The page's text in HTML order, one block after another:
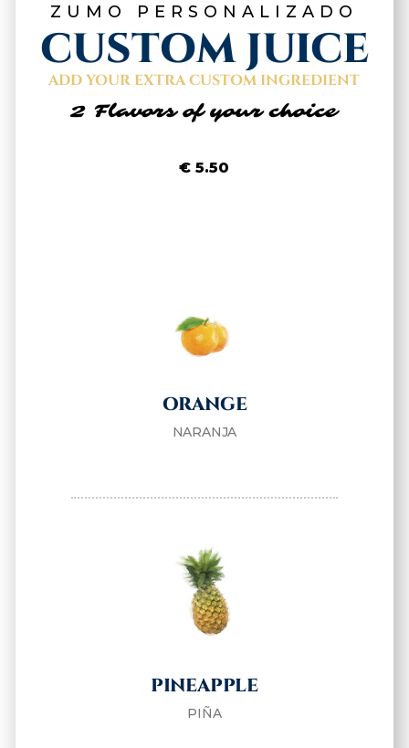
ZUMO PERSONALIZADO
CUSTOM JUICE
ADD YOUR EXTRA CUSTOM INGREDIENT
2 Flavors of your choice
€ 5.50
ORANGE
NARANJA
PINEAPPLE
PIÑA